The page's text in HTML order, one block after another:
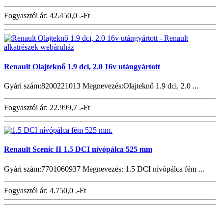
Fogyasztói ár: 42.450,0 .-Ft
Renault Olajteknő 1.9 dci, 2.0 16v utángyártott
Gyári szám:8200221013 Megnevezés:Olajteknő 1.9 dci, 2.0 ...
Fogyasztói ár: 22.999,7 .-Ft
Renault Scenic II 1.5 DCI nívópálca 525 mm
Gyári szám:7701060937 Megnevezés: 1.5 DCI nívópálca fém ...
Fogyasztói ár: 4.750,0 .-Ft